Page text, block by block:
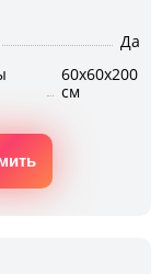
Да
60х60х200
см